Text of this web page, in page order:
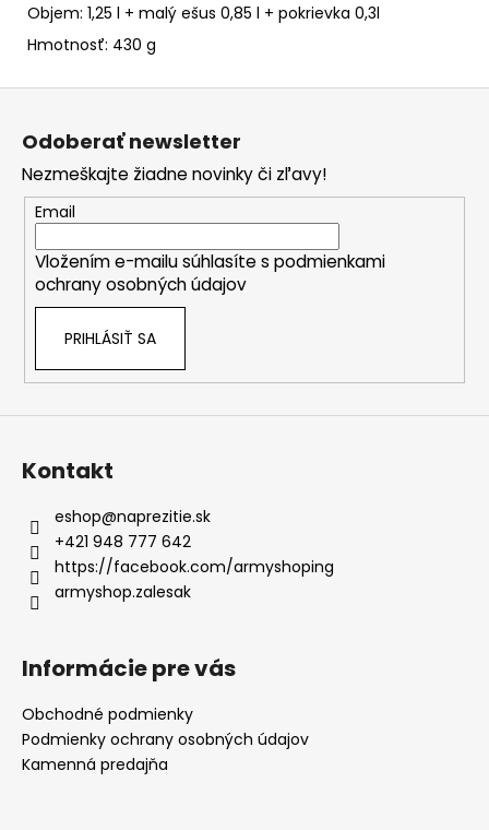
Objem: 1,25 l + malý ešus 0,85 l + pokrievka 0,3l
Hmotnosť: 430 g
Z
Odoberať newsletter
Nezmeškajte žiadne novinky či zľavy!
Email
Vložením e-mailu súhlasíte s podmienkami
ochrany osobných údajov
PRIHLÁSIŤ SA
Kontakt
eshop@naprezitie.sk
+421 948 777 642
https://facebook.com/armyshoping
armyshop.zalesak
Informácie pre vás
Obchodné podmienky
Podmienky ochrany osobných údajov
Kamenná predajňa